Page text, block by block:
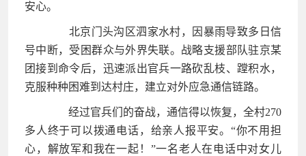
安心。
北京门头沟区泗家水村，因暴雨导致多日信
号中断，受困群众与外界失联。战略支援部队驻京某
团接到命令后，迅速派出官兵一路砍乱枝、蹚积水，
克服种种困难到达村庄，建立对外应急通信链路。
经过官兵们的奋战，通信得以恢复，全村270
多人终于可以拨通电话，给亲人报平安。“你不用担
心，解放军和我在一起！”一名老人在电话中对女儿